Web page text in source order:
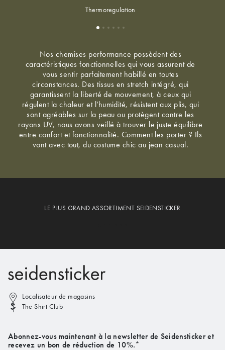
Thermoregulation
Nos chemises performance possèdent des
caractéristiques fonctionnelles qui vous assurent de
vous sentir parfaitement habillé en toutes
circonstances. Des tissus en stretch intégré, qui
garantissent la liberté de mouvement, à ceux qui
régulent la chaleur et l’humidité, résistent aux plis, qui
sont agréables sur la peau ou protègent contre les
rayons UV, nous avons veillé à trouver le juste équilibre
entre confort et fonctionnalité. Comment les porter ? Ils
vont avec tout, du costume chic au jean casual.
LE PLUS GRAND ASSORTIMENT SEIDENSTICKER
Localisateur de magasins
The Shirt Club
Abonnez-vous maintenant à la newsletter de Seidensticker et
recevez un bon de réduction de 10%.*